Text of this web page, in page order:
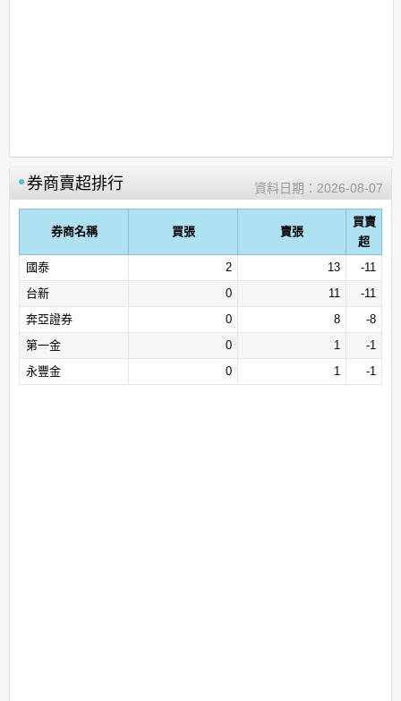
券商賣超排行 資料日期： 2026-08-07
券商名稱 買張 賣張
買賣
超
國泰
2 13
-11
台新
0 11
-11
奔亞證券
0 8
-8
第一金
0 1
-1
永豐金
0 1 -1